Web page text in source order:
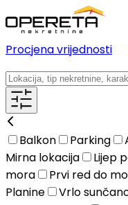
Procjena vrijednosti
Balkon Parking
Mirna lokacija
Lijep
mora
Prvi red do
Planine
Vrlo